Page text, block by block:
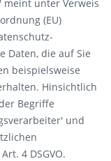
meint unter Verweis
(EU)
Daten, die auf Sie
beispielsweise
Hinsichtlich
Begriffe
und
4 DSGVO.